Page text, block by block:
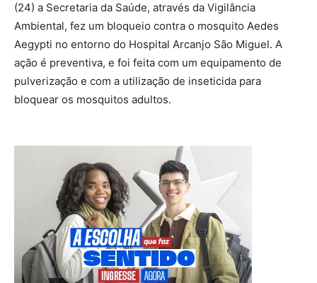
(24) a Secretaria da Saúde, através da Vigilância
Ambiental, fez um bloqueio contra o mosquito Aedes
Aegypti no entorno do Hospital Arcanjo São Miguel. A
ação é preventiva, e foi feita com um equipamento de
pulverização e com a utilização de inseticida para
bloquear os mosquitos adultos.